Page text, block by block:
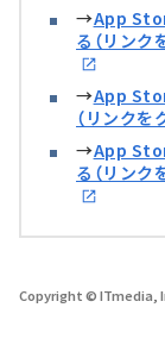
→App
る（リン
→App
（リンク
→App
る（リン
Copyright © ITmedia,